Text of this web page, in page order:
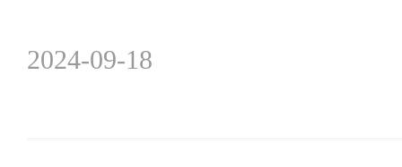
2024-09-18